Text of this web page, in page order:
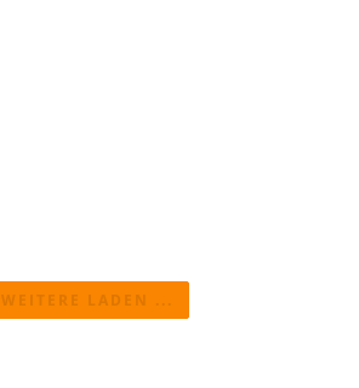
WEITERE LADEN ...